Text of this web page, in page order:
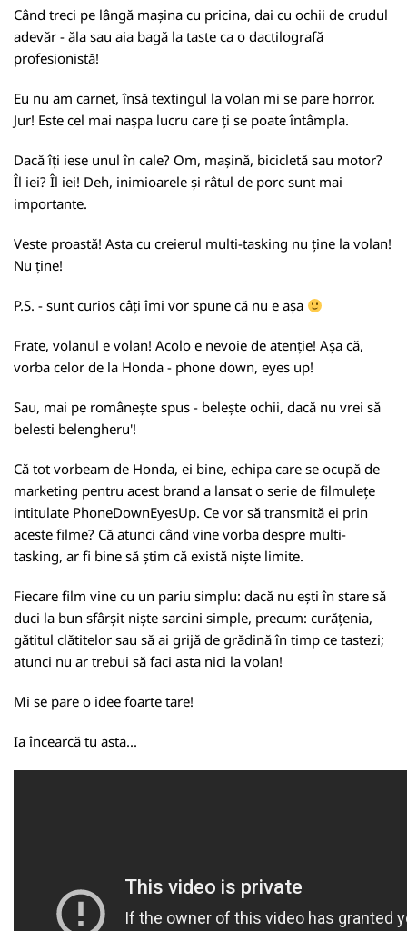
Când treci pe lângă mașina cu pricina, dai cu ochii de crudul
adevăr - ăla sau aia bagă la taste ca o dactilografă
profesionistă!
Eu nu am carnet, însă textingul la volan mi se pare horror.
Jur! Este cel mai nașpa lucru care ți se poate întâmpla.
Dacă îți iese unul în cale? Om, mașină, bicicletă sau motor?
Îl iei? Îl iei! Deh, inimioarele și râtul de porc sunt mai
importante.
Veste proastă! Asta cu creierul multi-tasking nu ține la volan!
Nu ține!
P.S. - sunt curios câți îmi vor spune că nu e așa
Frate, volanul e volan! Acolo e nevoie de atenție! Așa că,
vorba celor de la Honda - phone down, eyes up!
Sau, mai pe românește spus - belește ochii, dacă nu vrei să
belesti belengheru'!
Că tot vorbeam de Honda, ei bine, echipa care se ocupă de
marketing pentru acest brand a lansat o serie de filmulețe
intitulate PhoneDownEyesUp. Ce vor să transmită ei prin
aceste filme? Că atunci când vine vorba despre multi-
tasking, ar fi bine să știm că există niște limite.
Fiecare film vine cu un pariu simplu: dacă nu ești în stare să
duci la bun sfârșit niște sarcini simple, precum: curățenia,
gătitul clătitelor sau să ai grijă de grădină în timp ce tastezi;
atunci nu ar trebui să faci asta nici la volan!
Mi se pare o idee foarte tare!
Ia încearcă tu asta...